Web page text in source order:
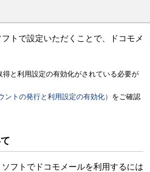
トで設定いただくことで、ドコモメ
と利用設定の有効化がされている必要が
ントの発行と利用設定の有効化） をご確認
フトでドコモメールを利用するには